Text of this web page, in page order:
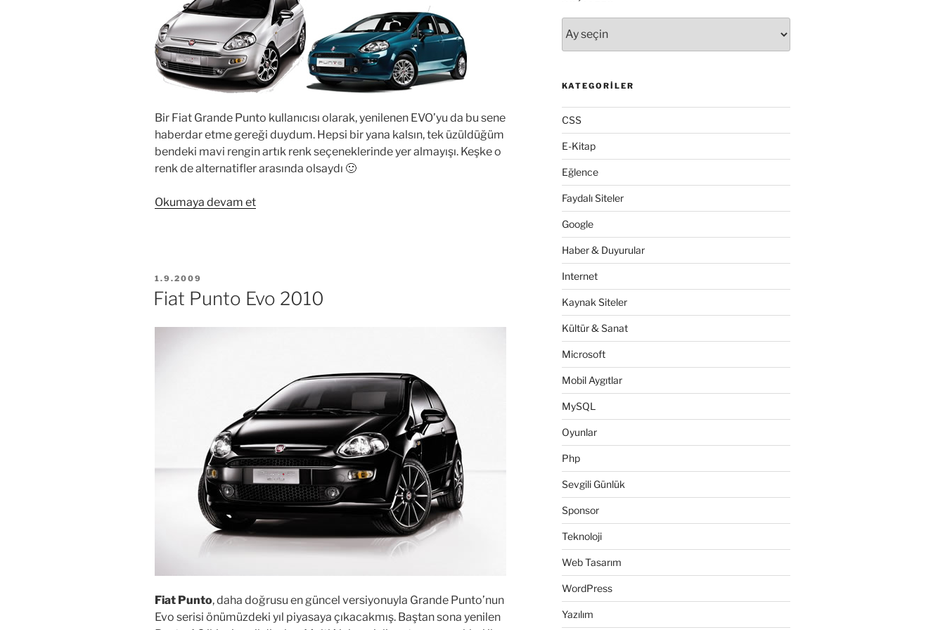
Bir Fiat Grande Punto kullanıcısı olarak, yenilenen EVO’yu da bu sene
haberdar etme gereği duydum. Hepsi bir yana kalsın, tek üzüldüğüm
bendeki mavi rengin artık renk seçeneklerinde yer almayışı. Keşke o
renk de alternatifler arasında olsaydı 🙂
Okumaya devam et“Yeni
YAYIM
1.9.2009
Fiat Punto Evo 2010
Fiat Punto, daha doğrusu en güncel versiyonuyla Grande Punto’nun
Evo serisi önümüzdeki yıl piyasaya çıkacakmış. Baştan sona yenilen
KATEGORILER
CSS
E-Kitap
Eğlence
Faydalı Siteler
Google
Haber & Duyurular
Internet
Kaynak Siteler
Kültür & Sanat
Microsoft
Mobil Aygıtlar
MySQL
Oyunlar
Php
Sevgili Günlük
Sponsor
Teknoloji
Web Tasarım
WordPress
Yazılım